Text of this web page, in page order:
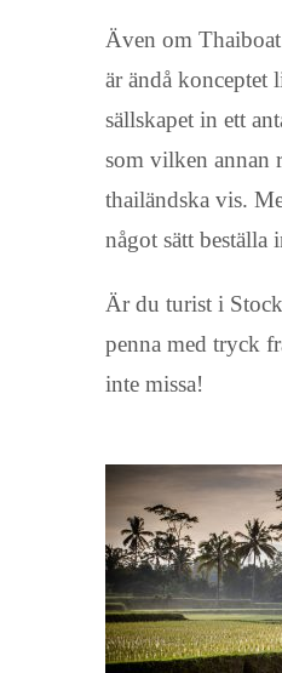
Även om
är ändå konceptet
sällskapet in ett
som vilken annan
thailändska vis.
något sätt beställa
Är du turist i
penna med tryck
inte missa!